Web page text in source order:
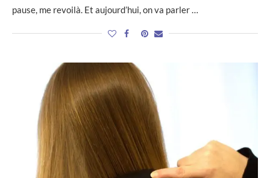
pause, me revoilà. Et aujourd’hui, on va parler …